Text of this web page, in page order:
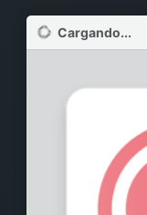
Cargando...